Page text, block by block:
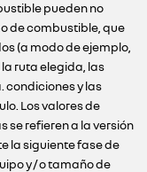
pueden no
de combustible, que
(a modo de ejemplo,
ruta elegida, las
condiciones y las
Los valores de
se refieren a la versión
la siguiente fase de
y / o tamaño de